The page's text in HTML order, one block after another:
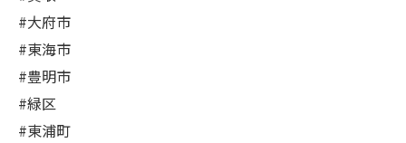
#大府市
#東海市
#豊明市
#緑区
#東浦町